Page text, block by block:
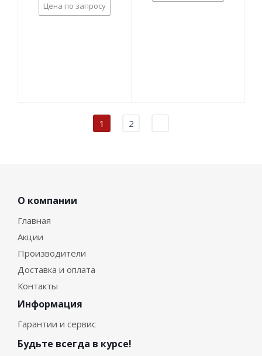
Цена по запросу
1 2
О компании
Главная
Акции
Производители
Доставка и оплата
Контакты
Информация
Гарантии и сервис
Будьте всегда в курсе!